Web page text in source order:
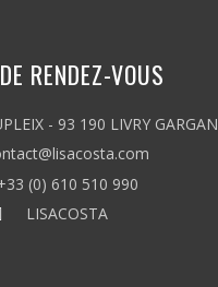
RENDEZ-VOUS
- 93 190 LIVRY GARGAN
(0) 610 510 990
LISACOSTA